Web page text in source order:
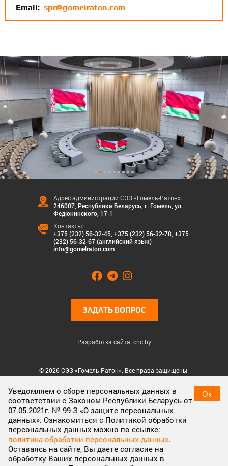
Email: spr@gomelraton.com
Уведомляем о сборе персональных данных в
соответствии с Законом Республики Беларусь от
07.05.2021г. № 99-З «О защите персональных
данных». Ознакомиться с Политикой обработки
персональных данных можно по ссылке:
политика обработки персональных данных.
Оставаясь на сайте, Вы даете согласие на
обработку Ваших персональных данных в
Ок
Адрес администрации СЭЗ «Гомель-Ратон»:
246007, Республика Беларусь, г. Гомель, ул.
Федюнинского, 17-1
Контакты:
+375 (232) 56-32-45,+375 (232) 56-32-78,+375
(232) 56-32-67 (английский язык)
info@gomelraton.com
ЗАДАТЬ ВОПРОС
Разработка сайта: cnc.by
© 2026 СЭЗ «Гомель-Ратон». Все права защищены.
Cookies & Privacy
Cookies enable you to use shopping carts and to personalize
your experience on our sites, tell us which parts of our websites
people have visited, help us measure the effectiveness of ads
and web searches, and give us insights into user behavior so we
can improve our communications and products.
information